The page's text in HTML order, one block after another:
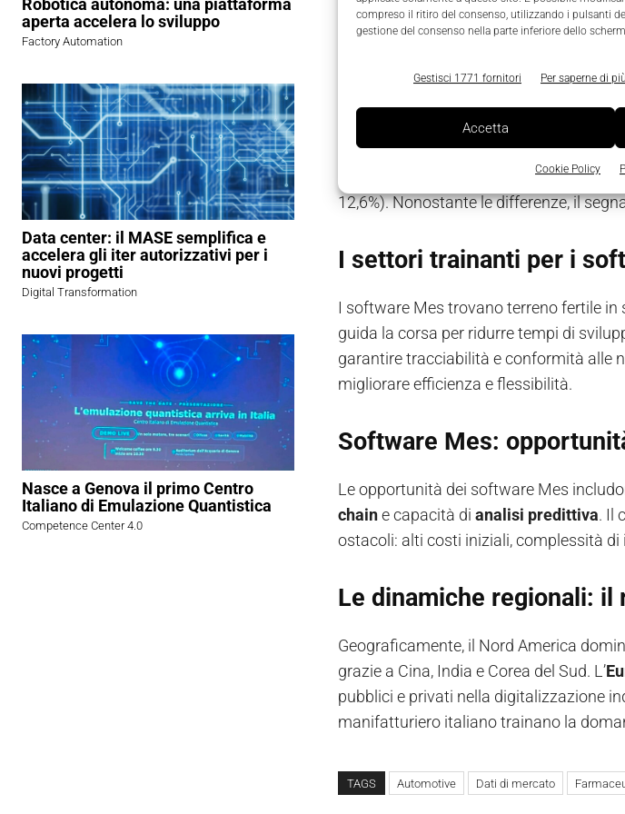
compreso il ritiro del consenso, utilizzando i pulsanti
gestione del consenso nella parte inferiore dello
Gestisci 1771 fornitori Per saperne di
Accetta
Cookie Policy
Robotica autonoma: una piattaforma
aperta accelera lo sviluppo
Factory Automation
Data center: il MASE semplifica e
accelera gli iter autorizzativi per i
nuovi progetti
Digital Transformation
Nasce a Genova il primo Centro
Italiano di Emulazione Quantistica
Competence Center 4.0
, il
cagr del 10,1%. Altri analisti
nel 2023 e 29,88 miliardi entro il 2030
Future Market Insightsè ancora
12,6%). Nonostante le differenze, il
I settori trainanti per i
I software Mes trovano terreno fertile
guida la corsa per ridurre tempi di
garantire tracciabilità e conformità alle
migliorare efficienza e flessibilità.
Software Mes:
Le opportunità dei software Mes
chaine capacità di analisi predittiva. Il
ostacoli: alti costi iniziali, complessità di
Le dinamiche regionali: il
Geograficamente, il Nord America
grazie a Cina, India e Corea del Sud. L’
pubblici e privati nella digitalizzazione
manifatturiero italianotrainano la
TAGS Automotive Dati di mercato